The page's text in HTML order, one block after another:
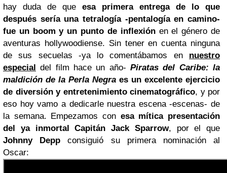
hay duda de que esa primera entrega de lo que
después sería una tetralogía -pentalogía en camino-
fue un boom y un punto de inflexiónen el género de
aventuras hollywoodiense. Sin tener en cuenta ninguna
de sus secuelas -ya lo comentábamos en nuestro
especial del film hace un año-Piratas del Caribe: la
maldición de la Perla Negra es un excelente ejercicio
de diversión y entretenimiento cinematográfico, y por
eso hoy vamo a dedicarle nuestra escena -escenas- de
la semana. Empezamos con esa mítica presentación
del ya inmortal Capitán Jack Sparrow, por el que
Johnny Depp consiguió su primera nominación al
Oscar: